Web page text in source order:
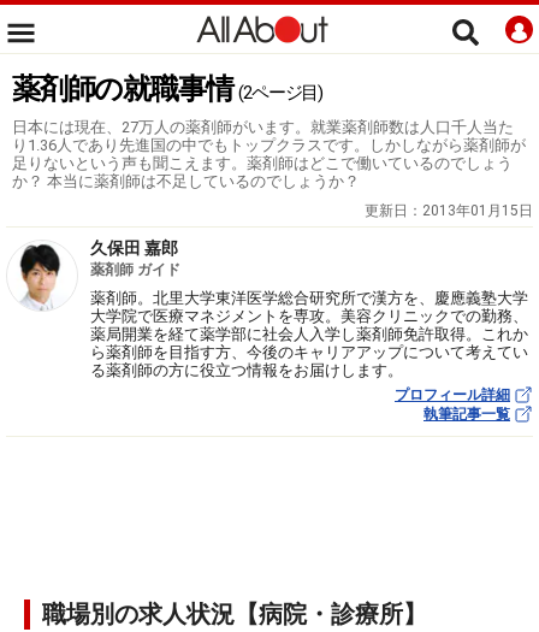
薬剤師の就職事情 (2ページ目)
日本には現在、27万人の薬剤師がいます。就業薬剤師数は人口千人当た
り1.36人であり先進国の中でもトップクラスです。しかしながら薬剤師が
足りないという声も聞こえます。薬剤師はどこで働いているのでしょう
か？ 本当に薬剤師は不足しているのでしょうか？
更新日： 2013年01月15日
久保田 嘉郎
薬剤師 ガイド
薬剤師。北里大学東洋医学総合研究所で漢方を、慶應義塾大学
大学院で医療マネジメントを専攻。美容クリニックでの勤務、
薬局開業を経て薬学部に社会人入学し薬剤師免許取得。これか
ら薬剤師を目指す方、今後のキャリアアップについて考えてい
る薬剤師の方に役立つ情報をお届けします。
プロフィール詳細
執筆記事一覧
職場別の求人状況【病院・診療所】